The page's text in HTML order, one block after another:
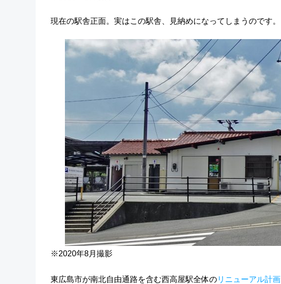
現在の駅舎正面。実はこの駅舎、見納めになってしまうのです。
※2020年8月撮影
東広島市が南北自由通路を含む西高屋駅全体のリニューアル計画